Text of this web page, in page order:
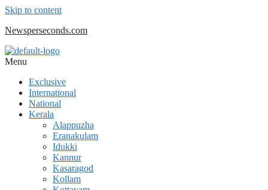
Skip to content
Newsperseconds.com
Menu
Exclusive
International
National
Kerala
Alappuzha
Eranakulam
Idukki
Kannur
Kasaragod
Kollam